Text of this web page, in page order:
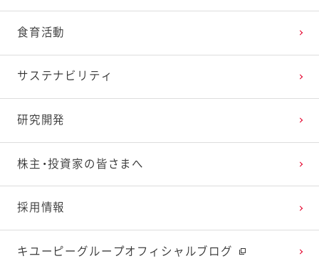
2025年2月
2025年1月
2024年3月
2024年2月
2023年4月
2023年3月
2022年5月
2022年4月
2021年6月
2021年5月
2020年7月
2020年6月
2019年8月
2019年7月
食育活動
サステナビリティ
研究開発
株主・投資家の皆さまへ
採用情報
キユーピーグループオフィシャルブログ